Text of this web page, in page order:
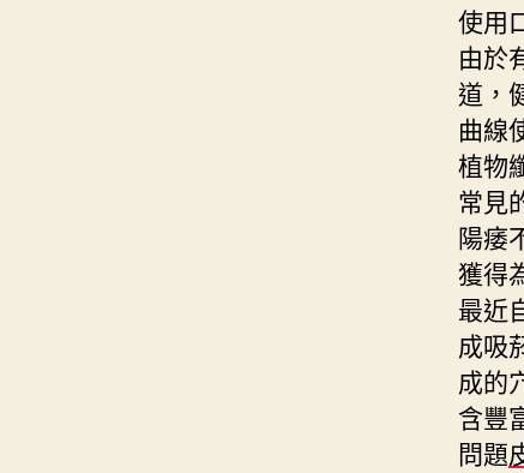
使用
由於
道，
曲線
植物
常見
陽痿
獲得
最近
成吸
成的
含豐
問題